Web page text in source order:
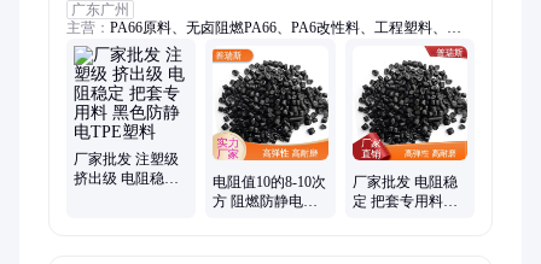
广东广州
主营： PA66原料、无卤阻燃PA66、PA6改性料、工程塑料、阻
燃PA66、改性塑料、改性尼龙、特种塑料、PEEK原料、PPS原
料、PA6原料、TPEE塑料、PEI改性料、TPE、TPU、导电防静
电塑料、PEEK板棒、PEI板棒、铁氟龙原料、3D打印耗材、
PSU、PPSU、PES、PEEK粉末、导电塑料
厂家批发 注塑级
挤出级 电阻稳定
电阻值10的8-10次
方 阻燃防静电
厂家批发 电阻稳
定 把套专用料